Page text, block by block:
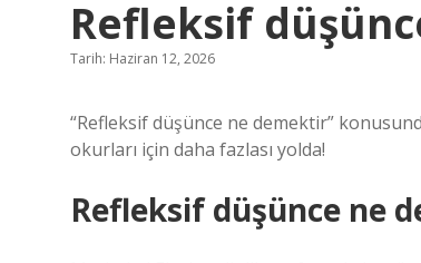
Refleksif
Tarih: Haziran 12, 2026
“Refleksif düşünce ne demektir”
okurları için daha fazlası yolda!
Refleksif düşünce ne